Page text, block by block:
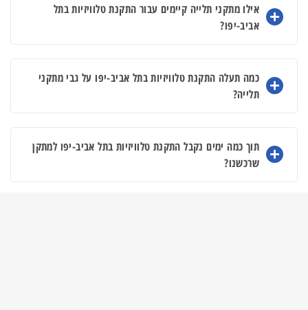
אילו מתקני תלייה קיימים עבור התקנת טלוויזיות בתל
אביב-יפו?
כמה תעלה התקנת טלוויזיות בתל אביב-יפו על גבי מתקני
תלייה?
תוך כמה ימים נקבל התקנת טלוויזיות בתל אביב-יפו למתקן
שרכשנו?